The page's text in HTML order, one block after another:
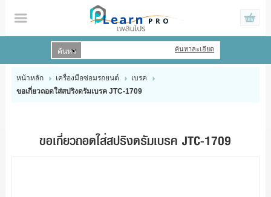
เข้าสู่ระบบ
สินค้าที่สนใจ( 0 )
ค้นหาละเอียด
หน้าหลัก เครื่องมือซ่อมรถยนต์
เบรค
ขอเกี่ยวถอดใส่สปริงดรัมเบรค JTC-1709
ขอเกี่ยวถอดใส่สปริงดรัมเบรค JTC-1709